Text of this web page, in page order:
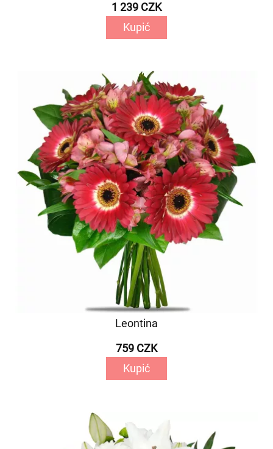
1 239 CZK
Kupić
Leontina
759 CZK
Kupić